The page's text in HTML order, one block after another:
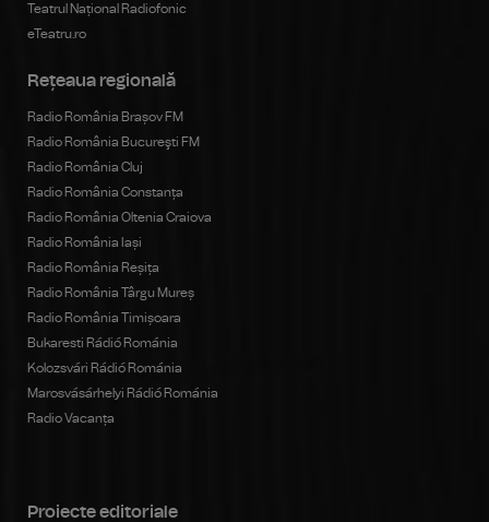
Teatrul Național Radiofonic
eTeatru.ro
Rețeaua regională
Radio România Brașov FM
Radio România Bucureşti FM
Radio România Cluj
Radio România Constanța
Radio România Oltenia Craiova
Radio România Iași
Radio România Reșița
Radio România Târgu Mureș
Radio România Timișoara
Bukaresti Rádió Románia
Kolozsvári Rádió Románia
Marosvásárhelyi Rádió Románia
Radio Vacanța
Proiecte editoriale